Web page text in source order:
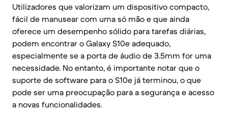
Utilizadores que valorizam um dispositivo compacto,
fácil de manusear com uma só mão e que ainda
oferece um desempenho sólido para tarefas diárias,
podem encontrar o Galaxy S10e adequado,
especialmente se a porta de áudio de 3.5mm for uma
necessidade. No entanto, é importante notar que o
suporte de software para o S10e já terminou, o que
pode ser uma preocupação para a segurança e acesso
a novas funcionalidades.